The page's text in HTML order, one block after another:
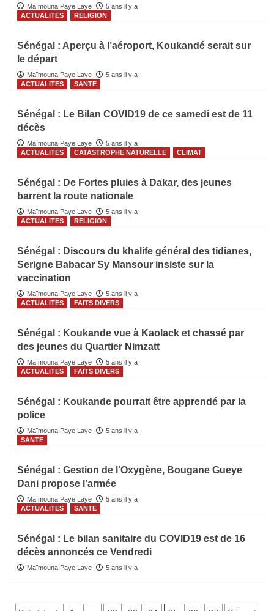
Maïmouna Paye Laye
5 ans il y a
ACTUALITES
RELIGION
Sénégal : Aperçu à l’aéroport, Koukandé serait sur
le départ
Maïmouna Paye Laye
5 ans il y a
ACTUALITES
SANTE
Sénégal : Le Bilan COVID19 de ce samedi est de 11
décès
Maïmouna Paye Laye
5 ans il y a
ACTUALITES
CATASTROPHE NATURELLE CLIMAT
Sénégal : De Fortes pluies à Dakar, des jeunes
barrent la route nationale
Maïmouna Paye Laye
5 ans il y a
ACTUALITES
RELIGION
Sénégal : Discours du khalife général des tidianes,
Serigne Babacar Sy Mansour insiste sur la
vaccination
Maïmouna Paye Laye
5 ans il y a
ACTUALITES
FAITS DIVERS
Sénégal : Koukande vue à Kaolack et chassé par
des jeunes du Quartier Nimzatt
Maïmouna Paye Laye
5 ans il y a
ACTUALITES
FAITS DIVERS
Sénégal : Koukande pourrait être apprendé par la
police
Maïmouna Paye Laye
5 ans il y a
SANTE
Sénégal : Gestion de l’Oxygène, Bougane Gueye
Dani propose l’armée
Maïmouna Paye Laye
5 ans il y a
ACTUALITES
SANTE
Sénégal : Le bilan sanitaire du COVID19 est de 16
décès annoncés ce Vendredi
Maïmouna Paye Laye 5 ans il y a